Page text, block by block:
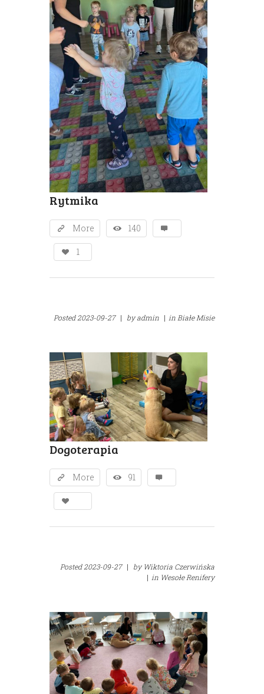
Rytmika
More 140
1
Posted2023-09-27 | byadmin | inBiałe Misie
Dogoterapia
More 91
Posted2023-09-27 | byWiktoria Czerwińska
| in Wesołe Renifery